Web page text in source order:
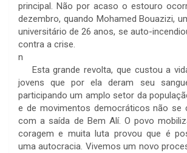
principal. Não por acaso o estouro
dezembro, quando Mohamed Bouazizi,
universitário de 26 anos, se auto-
contra a crise.
n
Esta grande revolta, que custou a
jovens que por ela deram seu
participando um amplo setor da
e de movimentos democráticos não se
com a saída de Bem Alí. O povo
coragem e muita luta provou que é
uma autocracia. Vivemos um novo